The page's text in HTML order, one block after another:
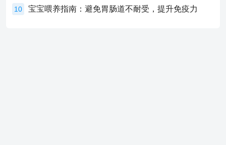
10 宝宝喂养指南：避免胃肠道不耐受，提升免疫力